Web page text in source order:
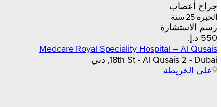
جراح أعصاب
الخبرة 25 سنة
رسم الاستشارة
Medcare Royal Speciality Hospital – Al Qusais
18th St - Al Qusais 2 - Dubai, دبي
على الخريطة